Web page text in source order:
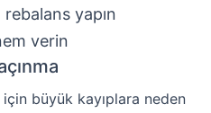
yapın
verin
için büyük kayıplara neden